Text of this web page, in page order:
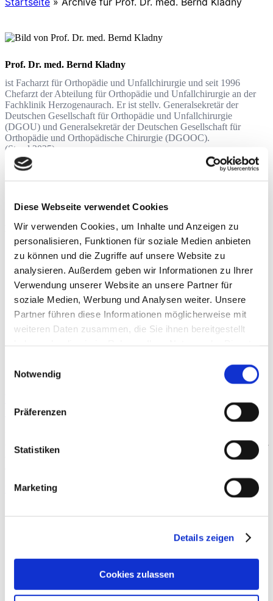
Diese Webseite verwendet Cookies
Wir verwenden Cookies, um Inhalte und Anzeigen zu
personalisieren, Funktionen für soziale Medien anbieten
zu können und die Zugriffe auf unsere Website zu
analysieren. Außerdem geben wir Informationen zu Ihrer
Verwendung unserer Website an unsere Partner für
soziale Medien, Werbung und Analysen weiter. Unsere
Partner führen diese Informationen möglicherweise mit
weiteren Daten zusammen, die Sie ihnen bereitgestellt
Notwendig
Präferenzen
Statistiken
Marketing
Details zeigen
Cookies zulassen
Prof. Dr. med. Bernd Kladny
ist Facharzt für Orthopädie und Unfallchirurgie und seit 1996
Chefarzt der Abteilung für Orthopädie und Unfallchirurgie an der
Fachklinik Herzogenaurach. Er ist stellv. Generalsekretär der
Deutschen Gesellschaft für Orthopädie und Unfallchirurgie
(DGOU) und Generalsekretär der Deutschen Gesellschaft für
Orthopädie und Orthopädische Chirurgie (DGOOC).
(Stand 2025)
Beiträge
Unfallchirurgie
vor großen Herausforderungen. Eine zentrale Reformbaustelle in der
Gesundheitspolitik ist die Umsetzung der Krankenhausreform mit
Weiterlesen »